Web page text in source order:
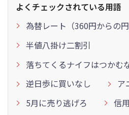
よくチェックされている用語
為替レート（360円からの円
半値八掛け二割引
落ちてくるナイフはつかむ
逆日歩に買いなし
ア
5月に売り逃げろ
信